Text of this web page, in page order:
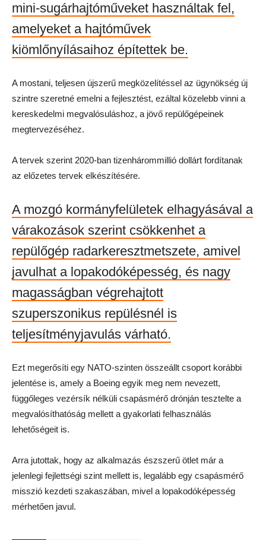
mini-sugárhajtóműveket használtak fel,
amelyeket a hajtóművek
kiömlőnyílásaihoz építettek be.
A mostani, teljesen újszerű megközelítéssel az ügynökség új
szintre szeretné emelni a fejlesztést, ezáltal közelebb vinni a
kereskedelmi megvalósuláshoz, a jövő repülőgépeinek
megtervezéséhez.
A tervek szerint 2020-ban tizenhárommillió dollárt fordítanak
az előzetes tervek elkészítésére.
A mozgó kormányfelületek elhagyásával a
várakozások szerint csökkenhet a
repülőgép radarkeresztmetszete, amivel
javulhat a lopakodóképesség, és nagy
magasságban végrehajtott
szuperszonikus repülésnél is
teljesítményjavulás várható.
Ezt megerősíti egy NATO-szinten összeállt csoport korábbi
jelentése is, amely a Boeing egyik meg nem nevezett,
függőleges vezérsík nélküli csapásmérő drónján tesztelte a
megvalósíthatóság mellett a gyakorlati felhasználás
lehetőségeit is.
Arra jutottak, hogy az alkalmazás észszerű ötlet már a
jelenlegi fejlettségi szint mellett is, legalább egy csapásmérő
misszió kezdeti szakaszában, mivel a lopakodóképesség
mérhetően javul.